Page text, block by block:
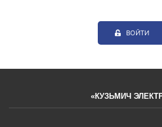
ВОЙТИ
«КУЗЬМИЧ